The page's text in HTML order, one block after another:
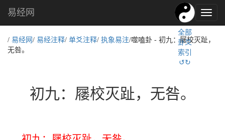
易
经
化,
易经网
全部
卦爻
索引
↺↻
/ 易经网 / 易经注释/ 单爻注释/ 执象易注/噬嗑卦 - 初九：屦校灭趾，
无咎。
初九：屦校灭趾，无咎。